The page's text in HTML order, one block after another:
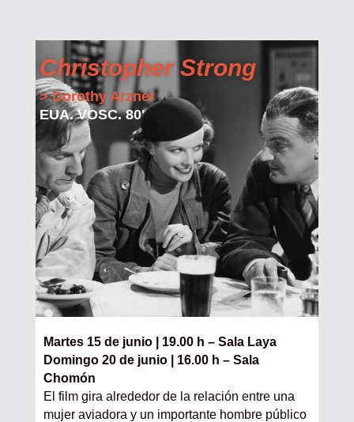
Christopher Strong
> Dorothy Arzner
EUA. VOSC. 80′
Martes 15 de junio | 19.00 h – Sala Laya
Domingo 20 de junio | 16.00 h – Sala
Chomón
El film gira alrededor de la relación entre una
mujer aviadora y un importante hombre público